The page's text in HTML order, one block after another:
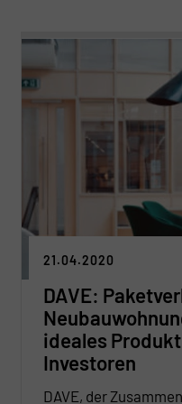
21.04.2020
DAVE:
ideales
Investoren
DAVE, der